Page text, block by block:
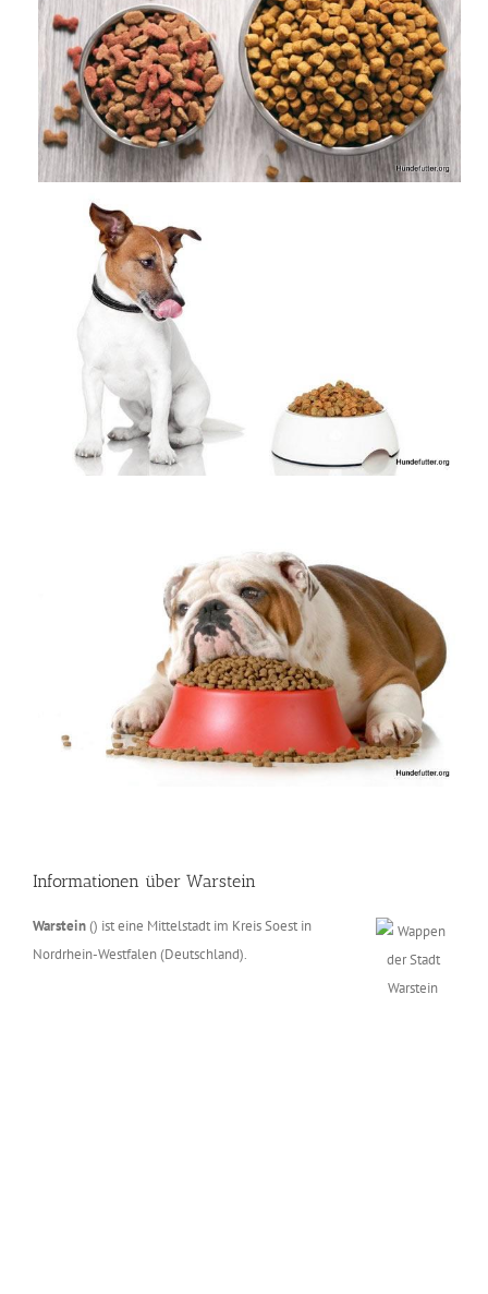
Informationen über Warstein
Warstein() ist eine Mittelstadt im Kreis Soest in
Nordrhein-Westfalen (Deutschland).